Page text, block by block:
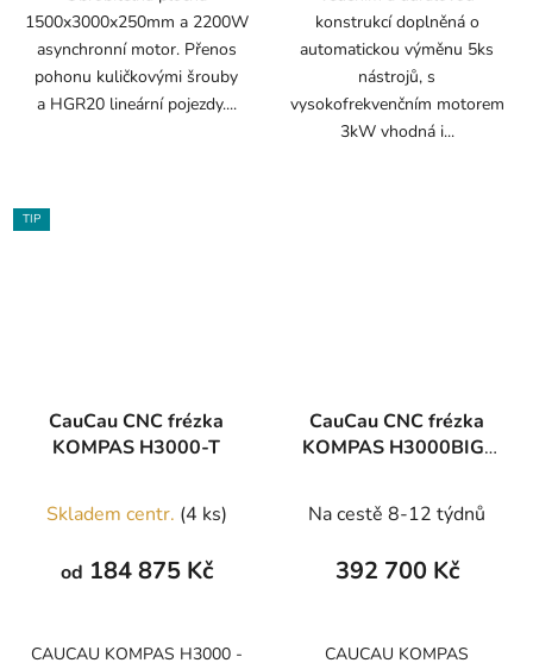
1500x3000x250mm a 2200W
asynchronní motor. Přenos
pohonu kuličkovými šrouby
a HGR20 lineární pojezdy....
konstrukcí doplněná o
automatickou výměnu 5ks
nástrojů, s
vysokofrekvenčním motorem
3kW vhodná i...
TIP
CauCau CNC frézka
KOMPAS H3000-T
Skladem centr. (4 ks)
od 184 875 Kč
CAUCAU KOMPAS H3000 -
CauCau CNC frézka
KOMPAS H3000BIG-
Na cestě 8-12 týdnů
392 700 Kč
CAUCAU KOMPAS